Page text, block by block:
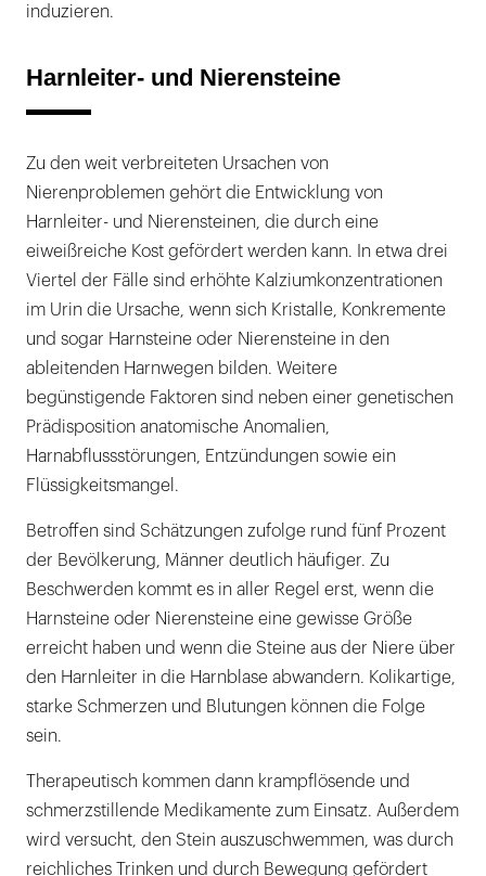
induzieren.
Harnleiter- und Nierensteine
Zu den weit verbreiteten Ursachen von
Nierenproblemen gehört die Entwicklung von
Harnleiter- und Nierensteinen, die durch eine
eiweißreiche Kost gefördert werden kann. In etwa drei
Viertel der Fälle sind erhöhte Kalziumkonzentrationen
im Urin die Ursache, wenn sich Kristalle, Konkremente
und sogar Harnsteine oder Nierensteine in den
ableitenden Harnwegen bilden. Weitere
begünstigende Faktoren sind neben einer genetischen
Prädisposition anatomische Anomalien,
Harnabflussstörungen, Entzündungen sowie ein
Flüssigkeitsmangel.
Betroffen sind Schätzungen zufolge rund fünf Prozent
der Bevölkerung, Männer deutlich häufiger. Zu
Beschwerden kommt es in aller Regel erst, wenn die
Harnsteine oder Nierensteine eine gewisse Größe
erreicht haben und wenn die Steine aus der Niere über
den Harnleiter in die Harnblase abwandern. Kolikartige,
starke Schmerzen und Blutungen können die Folge
sein.
Therapeutisch kommen dann krampflösende und
schmerzstillende Medikamente zum Einsatz. Außerdem
wird versucht, den Stein auszuschwemmen, was durch
reichliches Trinken und durch Bewegung gefördert